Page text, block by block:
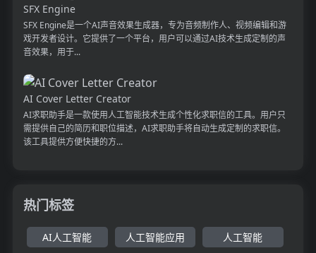
SFX Engine
SFX Engine是一个AI声音效果生成器，专为音频制作人、视频编辑和游
戏开发者设计。它提供了一个平台，用户可以通过AI技术生成定制的声
音效果，用于...
AI Cover Letter Creator
AI求职助手是一款使用人工智能技术生成个性化求职信的工具。用户只
需提供自己的简历和职位描述，AI求职助手将自动生成定制的求职信。
该工具提供方便快捷的方...
热门标签
AI人工智能 人工智能应用 人工智能